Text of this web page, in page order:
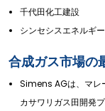
千代田化工建設
シンセシスエネルギ
合成ガス市場の
Simens AGは、マレ
カサワリガス田開発